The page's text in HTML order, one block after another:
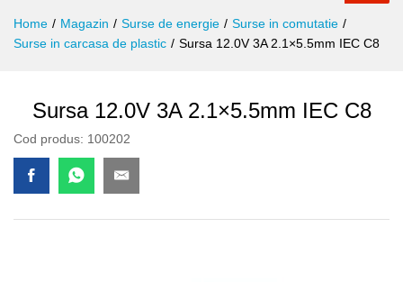
Home / Magazin / Surse de energie / Surse in comutatie /
Surse in carcasa de plastic / Sursa 12.0V 3A 2.1×5.5mm IEC C8
Sursa 12.0V 3A 2.1×5.5mm IEC C8
Cod produs: 100202